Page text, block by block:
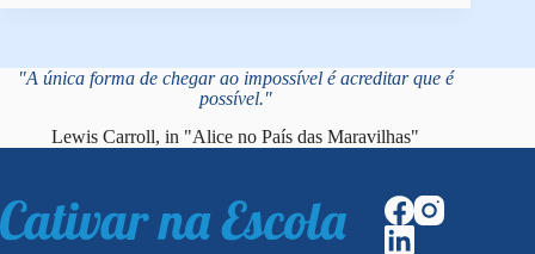
"A única forma de chegar ao impossível é acreditar que é
possível."
Lewis Carroll, in "Alice no País das Maravilhas"